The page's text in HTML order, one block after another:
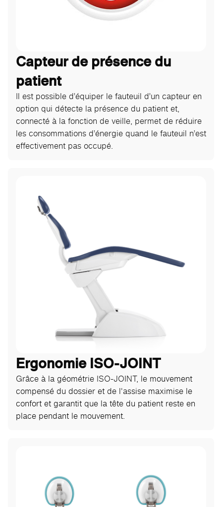
Capteur de présence du
patient
Il est possible d’équiper le fauteuil d’un capteur en
option qui détecte la présence du patient et,
connecté à la fonction de veille, permet de réduire
les consommations d’énergie quand le fauteuil n’est
effectivement pas occupé.
Ergonomie ISO-JOINT
Grâce à la géométrie ISO-JOINT, le mouvement
compensé du dossier et de l'assise maximise le
confort et garantit que la tête du patient reste en
place pendant le mouvement.